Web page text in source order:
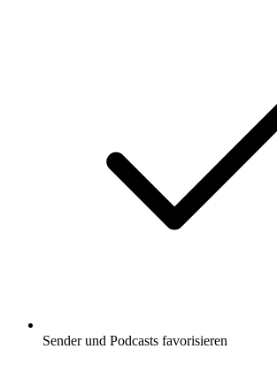
Sender und Podcasts favorisieren